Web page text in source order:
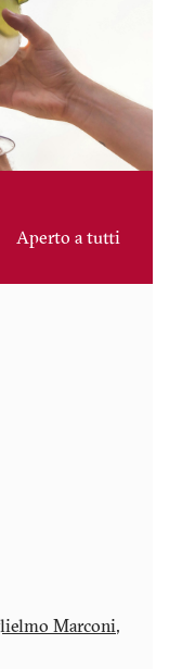
Aperto a tutti
Marconi,